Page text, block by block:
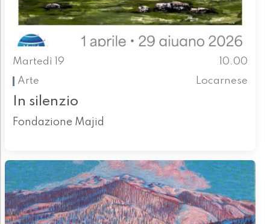
Martedì 19
10.00
Arte
Locarnese
In silenzio
Fondazione Majid